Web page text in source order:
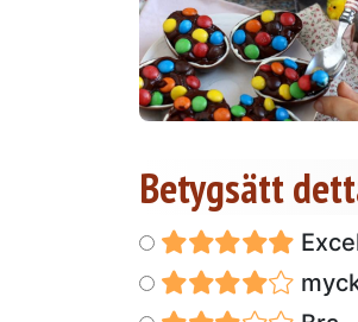
Betygsätt